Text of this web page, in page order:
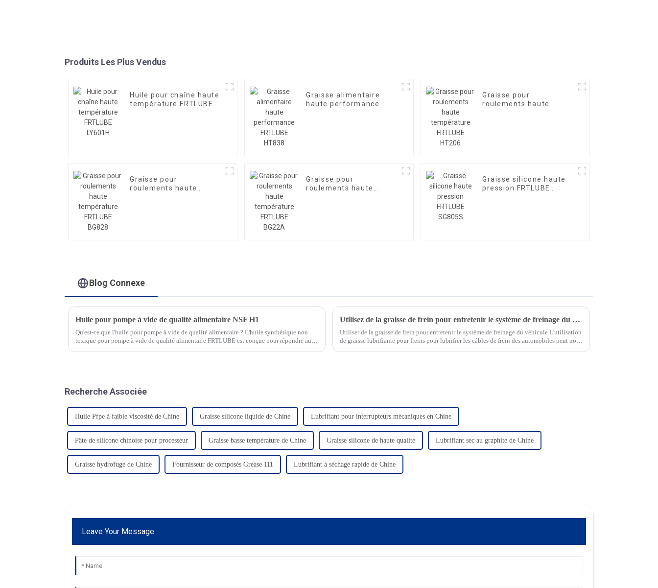
Produits Les Plus Vendus
Huile pour chaîne haute
température FRTLUBE
Graisse alimentaire
haute performance
Graisse pour
roulements haute
Graisse pour
roulements haute
Graisse pour
roulements haute
Graisse silicone haute
pression FRTLUBE
Blog Connexe
Huile pour pompe à vide de qualité alimentaire NSF H1
Qu'est-ce que l'huile pour pompe à vide de qualité alimentaire ? L'huile synthétique non
toxique pour pompe à vide de qualité alimentaire FRTLUBE est conçue pour répondre aux
Utilisez de la graisse de frein pour entretenir le système de freinage du véhicule
Utiliser de la graisse de frein pour entretenir le système de freinage du véhicule L'utilisation
de graisse lubrifiante pour freins pour lubrifier les câbles de frein des automobiles peut non
Recherche Associée
Huile Pfpe à faible viscosité de Chine Graisse silicone liquide de Chine Lubrifiant pour interrupteurs mécaniques en Chine
Pâte de silicone chinoise pour processeur Graisse basse température de Chine Graisse silicone de haute qualité Lubrifiant sec au graphite de Chine
Graisse hydrofuge de Chine Fournisseur de composés Grease 111 Lubrifiant à séchage rapide de Chine
Leave Your Message